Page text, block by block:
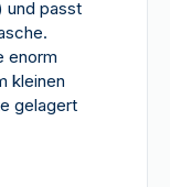
und passt
enorm
kleinen
gelagert